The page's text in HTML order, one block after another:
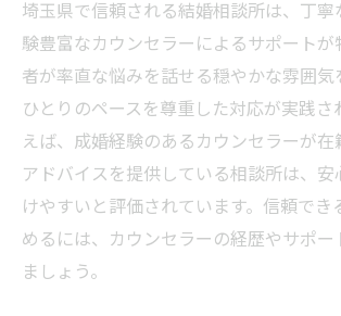
成婚につながる結婚相談所の
相談所選びに役立つ体験談の
信頼できる結婚相談所を見極める
結婚相談所の信頼性をチェッ
満足度の高い結婚相談所の見分
埼玉県で評判の良い結婚相談
埼玉県で信頼される結婚相談所は、丁
験豊富なカウンセラーによるサポートが
者が率直な悩みを話せる穏やかな雰囲気
ひとりのペースを尊重した対応が実践さ
えば、成婚経験のあるカウンセラーが
アドバイスを提供している相談所は、
けやすいと評価されています。信頼でき
めるには、カウンセラーの経歴やサポー
ましょう。